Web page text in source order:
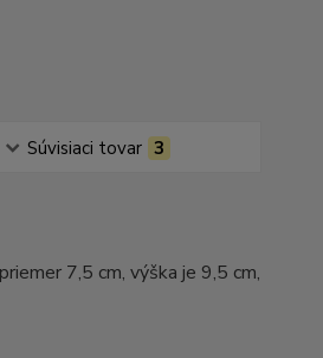
Súvisiaci tovar 3
7,5 cm, výška je 9,5 cm,